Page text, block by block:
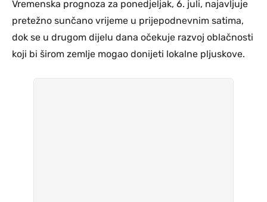
Vremenska prognoza za ponedjeljak, 6. juli, najavljuje
pretežno sunčano vrijeme u prijepodnevnim satima,
dok se u drugom dijelu dana očekuje razvoj oblačnosti
koji bi širom zemlje mogao donijeti lokalne pljuskove.